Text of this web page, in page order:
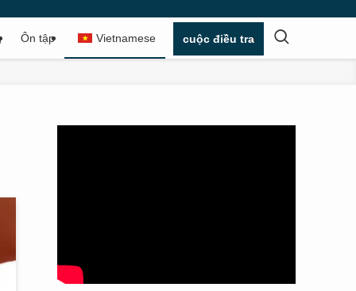
Ôn tập Vietnamese cuộc điều tra